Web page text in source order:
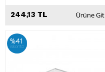
244,13 TL Ürüne Git
%41
iskonto